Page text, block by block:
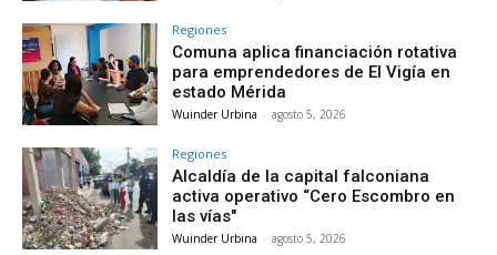
Regiones
Comuna aplica financiación rotativa
para emprendedores de El Vigía en
estado Mérida
Wuinder Urbina - agosto 5, 2026
Regiones
Alcaldía de la capital falconiana
activa operativo “Cero Escombro en
las vías"
Wuinder Urbina - agosto 5, 2026